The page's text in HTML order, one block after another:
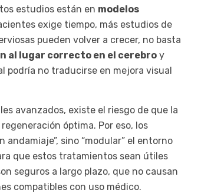
estudios están en modelos
exige tiempo, más estudios de
pueden volver a crecer, no basta
al lugar correcto en el cerebro y
podría no traducirse en mejora visual
avanzados, existe el riesgo de que la
óptima. Por eso, los
sino “modular” el entorno
que estos tratamientos sean útiles
seguros a largo plazo, que no causan
compatibles con uso médico.